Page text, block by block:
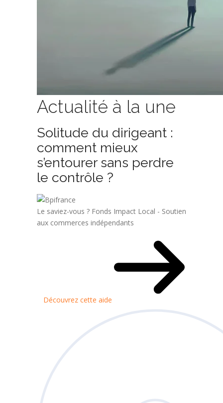
Actualité à la une
Solitude du dirigeant :
comment mieux
s’entourer sans perdre
le contrôle ?
Le saviez-vous ? Fonds Impact Local - Soutien
aux commerces indépendants
Découvrez cette aide